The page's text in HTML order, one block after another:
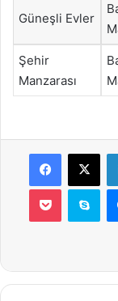
Güneşli Evler
Şehir
Manzarası
Facebook
X
Pocket